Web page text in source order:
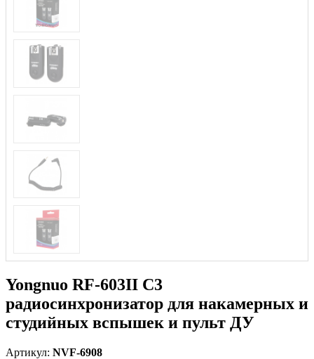
Yongnuo RF-603II C3
радиосинхронизатор для накамерных и
студийных вспышек и пульт ДУ
Артикул: NVF-6908